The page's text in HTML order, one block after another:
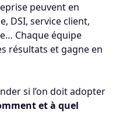
peuvent en
DSI, service client,
Chaque équipe
résultats et gagne en
si l’on doit adopter
et à quel